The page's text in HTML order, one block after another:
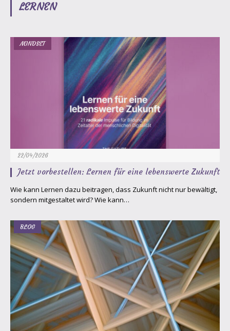
LERNEN
MINDSET
22/04/2026
Jetzt vorbestellen: Lernen für eine lebenswerte Zukunft
Wie kann Lernen dazu beitragen, dass Zukunft nicht nur bewältigt,
sondern mitgestaltet wird? Wie kann…
BLOG